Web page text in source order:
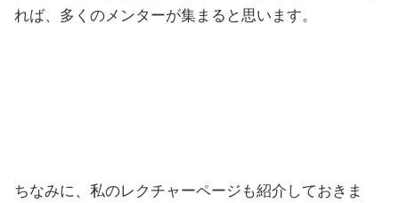
れば、多くのメンターが集まると思います。
ちなみに、私のレクチャーページも紹介しておきま